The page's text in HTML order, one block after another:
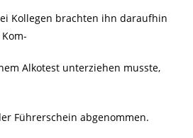
Kollegen brachten ihn daraufhin
Alkotest unterziehen musste,
Führerschein abgenommen.